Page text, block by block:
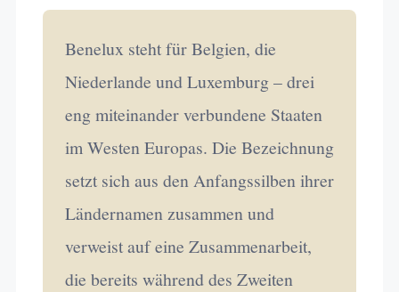
Benelux steht für Belgien, die
Niederlande und Luxemburg – drei
eng miteinander verbundene Staaten
im Westen Europas. Die Bezeichnung
setzt sich aus den Anfangssilben ihrer
Ländernamen zusammen und
verweist auf eine Zusammenarbeit,
die bereits während des Zweiten